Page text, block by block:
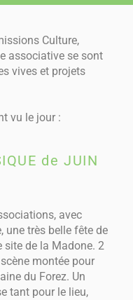
Culture,
associative se sont
vives et projets
vu le jour :
de JUIN
avec
une très belle fête de
site de la Madone. 2
montée pour
du Forez. Un
tant pour le lieu,